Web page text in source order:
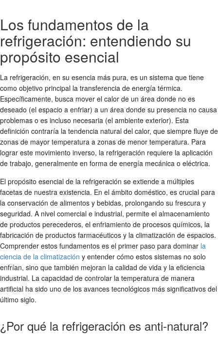
Los fundamentos de la
refrigeración: entendiendo su
propósito esencial
La refrigeración, en su esencia más pura, es un sistema que tiene
como objetivo principal la transferencia de energía térmica.
Específicamente, busca mover el calor de un área donde no es
deseado (el espacio a enfriar) a un área donde su presencia no causa
problemas o es incluso necesaria (el ambiente exterior). Esta
definición contraría la tendencia natural del calor, que siempre fluye de
zonas de mayor temperatura a zonas de menor temperatura. Para
lograr este movimiento inverso, la refrigeración requiere la aplicación
de trabajo, generalmente en forma de energía mecánica o eléctrica.
El propósito esencial de la refrigeración se extiende a múltiples
facetas de nuestra existencia. En el ámbito doméstico, es crucial para
la conservación de alimentos y bebidas, prolongando su frescura y
seguridad. A nivel comercial e industrial, permite el almacenamiento
de productos perecederos, el enfriamiento de procesos químicos, la
fabricación de productos farmacéuticos y la climatización de espacios.
Comprender estos fundamentos es el primer paso para dominar la
ciencia de la climatización y entender cómo estos sistemas no solo
enfrían, sino que también mejoran la calidad de vida y la eficiencia
industrial. La capacidad de controlar la temperatura de manera
artificial ha sido uno de los avances tecnológicos más significativos del
último siglo.
¿Por qué la refrigeración es anti-natural?